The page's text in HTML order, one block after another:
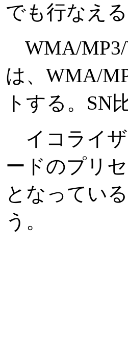
でも行なえる
WMA/MP3/
は、WMA/
トする。SN
イコライザ
ードのプリ
となってい
う。